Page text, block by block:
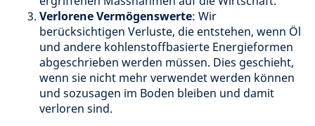
Verlorene Vermögenswerte: Wir
berücksichtigen Verluste, die entstehen, wenn Öl
und andere kohlenstoffbasierte Energieformen
abgeschrieben werden müssen. Dies geschieht,
wenn sie nicht mehr verwendet werden können
und sozusagen im Boden bleiben und damit
verloren sind.